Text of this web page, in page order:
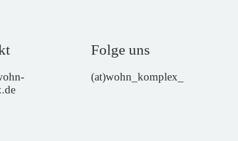
Folge uns
(at)wohn_komplex_